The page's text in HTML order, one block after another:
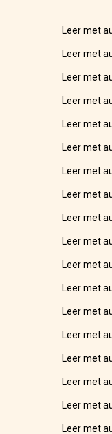
Leer met
Leer met
Leer met
Leer met
Leer met
Leer met
Leer met
Leer met
Leer met
Leer met
Leer met
Leer met
Leer met
Leer met
Leer met
Leer met
Leer met
Leer met